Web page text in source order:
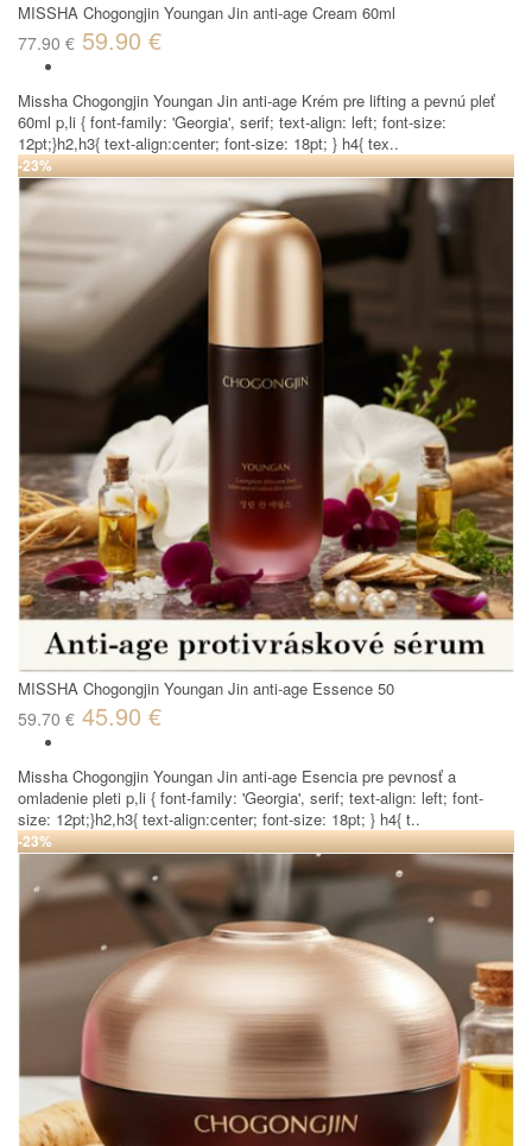
MISSHA Chogongjin Youngan Jin anti-age Cream 60ml
77.90 € 59.90 €
Missha Chogongjin Youngan Jin anti-age Krém pre lifting a pevnú pleť
60ml p,li { font-family: 'Georgia', serif; text-align: left; font-size:
12pt;}h2,h3{ text-align:center; font-size: 18pt; } h4{ tex..
-23%
MISSHA Chogongjin Youngan Jin anti-age Essence 50
59.70 € 45.90 €
Missha Chogongjin Youngan Jin anti-age Esencia pre pevnosť a
omladenie pleti p,li { font-family: 'Georgia', serif; text-align: left; font-
size: 12pt;}h2,h3{ text-align:center; font-size: 18pt; } h4{ t..
-23%